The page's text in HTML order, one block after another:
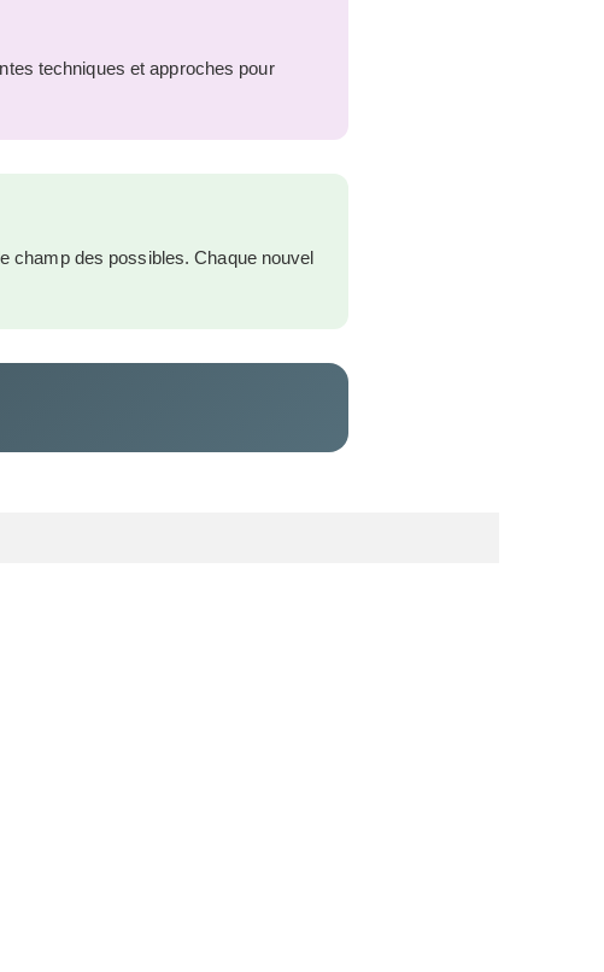
techniques et approches pour
champ des possibles. Chaque nouvel